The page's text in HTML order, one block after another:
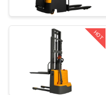
CONTACTEER
NIEUWS
De
palletlift
HOT